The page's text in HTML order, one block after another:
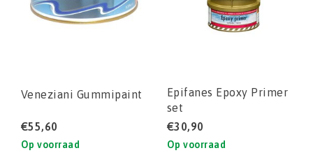
Veneziani Gummipaint
€55,60
Op voorraad
Epifanes Epoxy Primer
set
€30,90
Op voorraad